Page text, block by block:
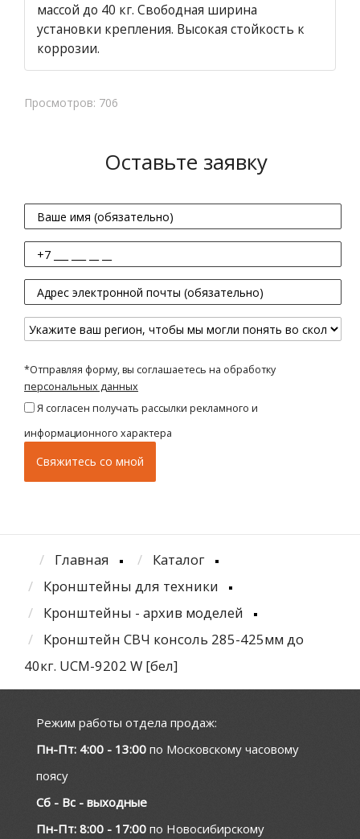
массой до 40 кг. Свободная ширина
установки крепления. Высокая стойкость к
коррозии.
Просмотров: 706
Оставьте заявку
*Отправляя форму, вы соглашаетесь на обработку
персональных данных
Я согласен получать рассылки рекламного и
информационного характера
Главная
Каталог
Кронштейны для техники
Кронштейны - архив моделей
Кронштейн СВЧ консоль 285-425мм до
40кг. UCM-9202 W [бел]
Режим работы отдела продаж:
Пн-Пт: 4:00 - 13:00 по Московскому часовому
поясу
Сб - Вс - выходные
Пн-Пт: 8:00 - 17:00 по Новосибирскому